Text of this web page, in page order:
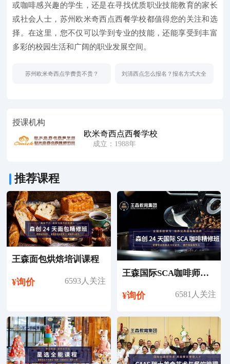
或咖啡感兴趣的学生，还是在寻找优质职业技能教育的家长
或社会人士，苏州欧米奇西点西餐学校都值得您的关注和选
择。在这里，您不仅可以学到专业的技能，还能享受到丰富
多彩的校园生活和广阔的职业发展空间。
苏州欧米奇西点学费贵不贵？ 刘清西点怎么报名？报名方式大全
授课机构
欧米奇西点西餐学校
成立：1988年
推荐课程
王森面包烘焙培训课程
¥询价 6593人关注
王森国际SCA咖啡师考证培训课程
¥询价 6581人关注